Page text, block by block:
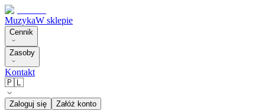
MuzykaW sklepie
Cennik
Zasoby
Kontakt
🇵🇱
Zaloguj się Załóż konto